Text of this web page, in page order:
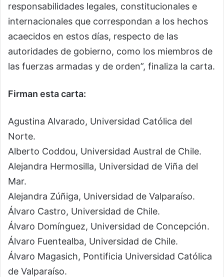
responsabilidades legales, constitucionales e
internacionales que correspondan a los hechos
acaecidos en estos días, respecto de las
autoridades de gobierno, como los miembros de
las fuerzas armadas y de orden”, finaliza la carta.
Firman esta carta:
Agustina Alvarado, Universidad Católica del
Norte.
Alberto Coddou, Universidad Austral de Chile.
Alejandra Hermosilla, Universidad de Viña del
Mar.
Alejandra Zúñiga, Universidad de Valparaíso.
Álvaro Castro, Universidad de Chile.
Álvaro Domínguez, Universidad de Concepción.
Álvaro Fuentealba, Universidad de Chile.
Álvaro Magasich, Pontificia Universidad Católica
de Valparaíso.